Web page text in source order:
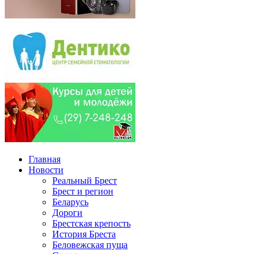
Главная
Новости
Реальный Брест
Брест и регион
Беларусь
Дороги
Брестская крепость
История Бреста
Беловежская пуща